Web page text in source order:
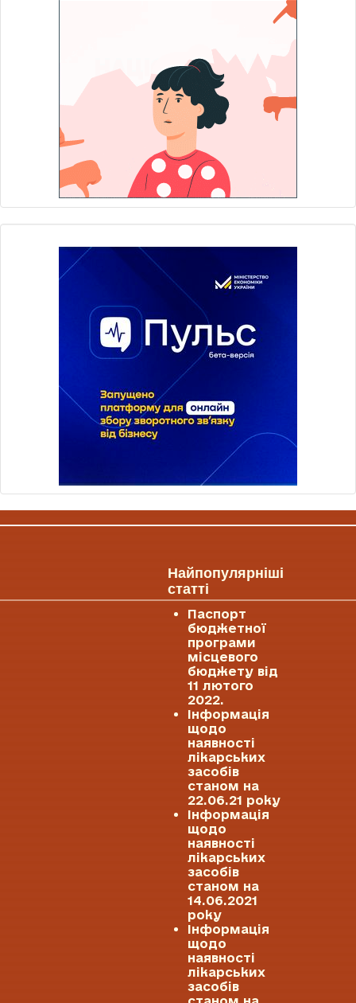
Найпопулярніші
статті
Паспорт
бюджетної
програми
місцевого
бюджету від
11 лютого
2022.
Інформація
щодо
наявності
лікарських
засобів
станом на
22.06.21 року
Інформація
щодо
наявності
лікарських
засобів
станом на
14.06.2021
року
Інформація
щодо
наявності
лікарських
засобів